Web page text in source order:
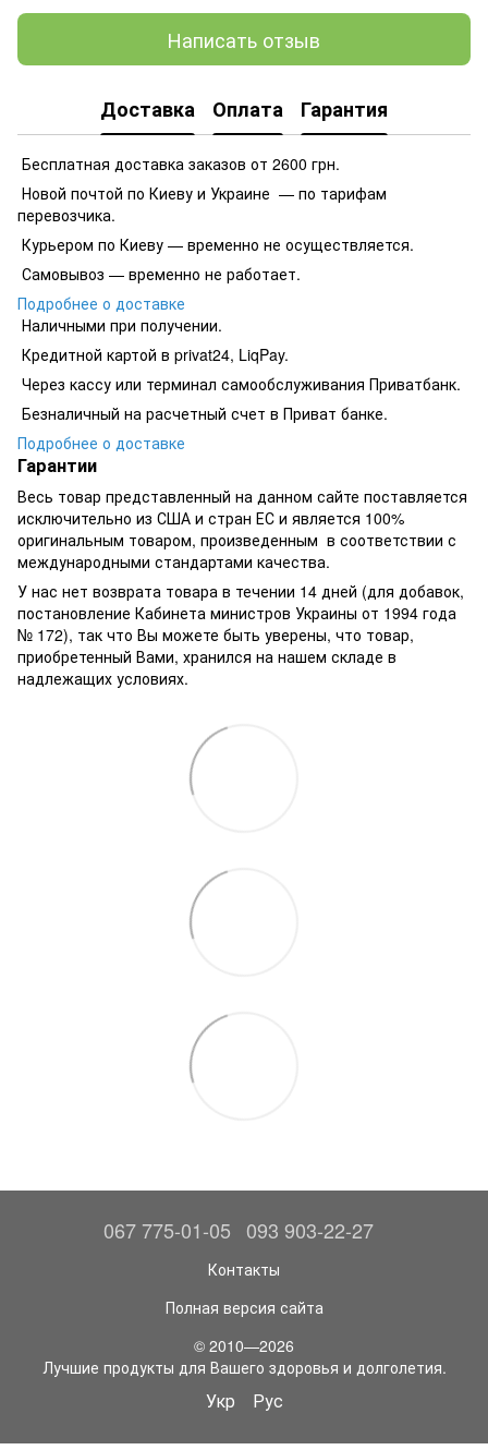
Написать отзыв
Доставка Оплата Гарантия
Бесплатная доставка заказов от 2600 грн.
Новой почтой по Киеву и Украине — по тарифам
перевозчика.
Курьером по Киеву — временно не осуществляется.
Самовывоз — временно не работает.
Подробнее о доставке
Наличными при получении.
Кредитной картой в privat24, LiqPay.
​​​​Через кассу или терминал самообслуживания Приватбанк.
​​​​Безналичный на расчетный счет в Приват банке.
Подробнее о доставке
Гарантии
Весь товар представленный на данном сайте поставляется
исключительно из США и стран ЕС и является 100%
оригинальным товаром, произведенным в соответствии с
международными стандартами качества.
У нас нет возврата товара в течении 14 дней (для добавок,
постановление Кабинета министров Украины от 1994 года
№ 172), так что Вы можете быть уверены, что товар,
приобретенный Вами, хранился на нашем складе в
надлежащих условиях.
067 775-01-05 093 903-22-27
Контакты
Полная версия сайта
© 2010—2026
Лучшие продукты для Вашего здоровья и долголетия.
Укр Рус